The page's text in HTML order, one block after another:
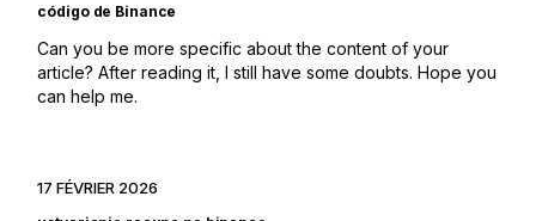
código de Binance
Can you be more specific about the content of your
article? After reading it, I still have some doubts. Hope you
can help me.
17 FÉVRIER 2026